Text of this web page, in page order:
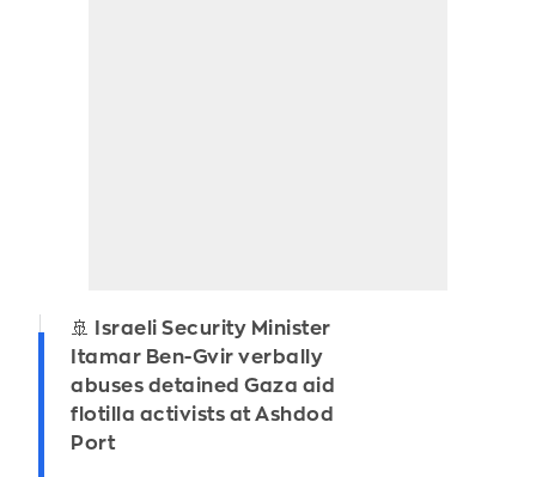
🚢 Israeli Security Minister
Itamar Ben-Gvir verbally
abuses detained Gaza aid
flotilla activists at Ashdod
Port